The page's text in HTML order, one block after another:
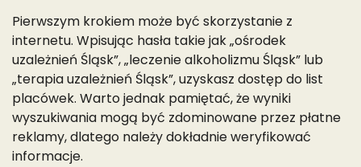
Pierwszym krokiem może być skorzystanie z
internetu. Wpisując hasła takie jak „ośrodek
uzależnień Śląsk”, „leczenie alkoholizmu Śląsk” lub
„terapia uzależnień Śląsk”, uzyskasz dostęp do list
placówek. Warto jednak pamiętać, że wyniki
wyszukiwania mogą być zdominowane przez płatne
reklamy, dlatego należy dokładnie weryfikować
informacje.